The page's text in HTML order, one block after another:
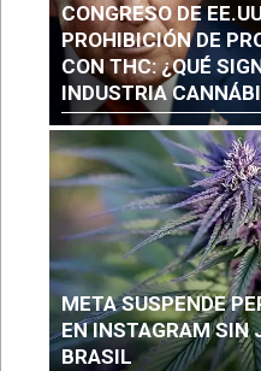
CONGRESO DE
PROHIBICIÓN DE
CON THC: ¿QUÉ
INDUSTRIA
META SUSPENDE
EN INSTAGRAM SIN
BRASIL